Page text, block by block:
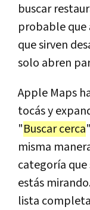
buscar
probable que
que sirven
solo abren
Apple Maps
tocás y
"Buscar cerca
misma
categoría que
estás
lista